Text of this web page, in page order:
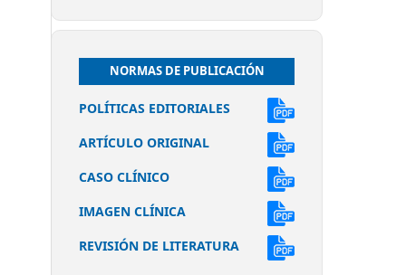
NORMAS DE PUBLICACIÓN
POLÍTICAS EDITORIALES
ARTÍCULO ORIGINAL
CASO CLÍNICO
IMAGEN CLÍNICA
REVISIÓN DE LITERATURA